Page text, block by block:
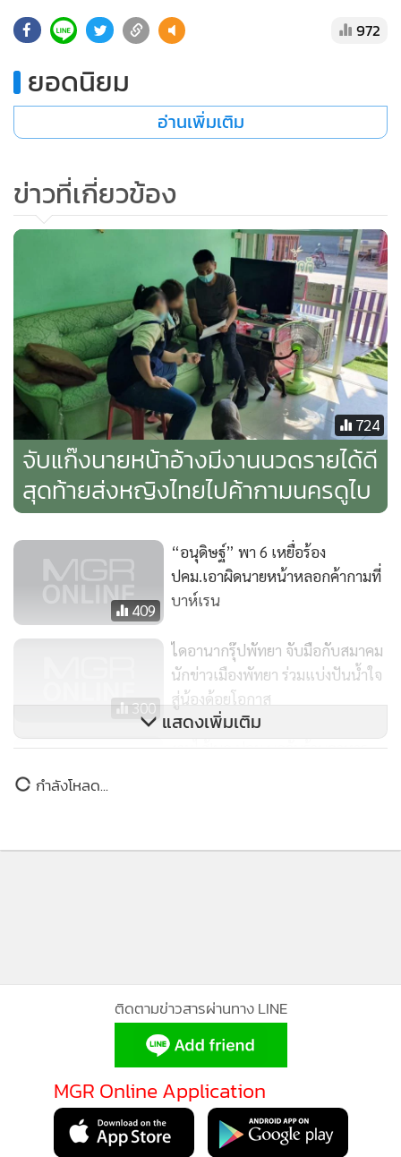
ยอดนิยม
ข่าวที่เกี่ยวข้อง
724
จับแก๊งนายหน้าอ้างมีงานนวดรายได้ดี
สุดท้ายส่งหญิงไทยไปค้ากามนครดูไบ
“อนุดิษฐ์” พา 6 เหยื่อร้อง
บาห์เรน
ไดอานากรุ๊ปพัทยา จับมือกับสมาคม
สู่น้องด้อยโอกาส
งามไส้!บก.ปคม.บุกจับร้านอาหาร
เมืองพิษณุโลก 8 กระทง พบนำเด็ก
สาว 15 บริการนั่งตัก-กอดลูกค้าถึง
แสดงเพิ่มเติม
กำลังโหลด...
ติดตามข่าวสารผ่านทาง LINE
MGR Online Application